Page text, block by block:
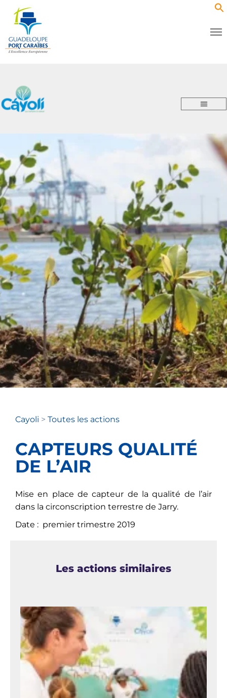
Cayoli > Toutes les actions
CAPTEURS QUALITÉ
DE L’AIR
Mise en place de capteur de la qualité de l’air
dans la circonscription terrestre de Jarry.
Date : premier trimestre 2019
Les actions similaires